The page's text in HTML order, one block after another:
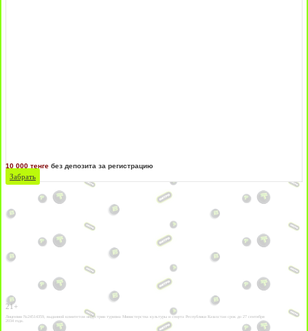
10 000 тенге без депозита за регистрацию
Забрать
21+
Лицензии №24514359, выданной комитетом индустрии туризма Министерства культуры и спорта Республики Казахстан срок до 27 сентября
2034 года.